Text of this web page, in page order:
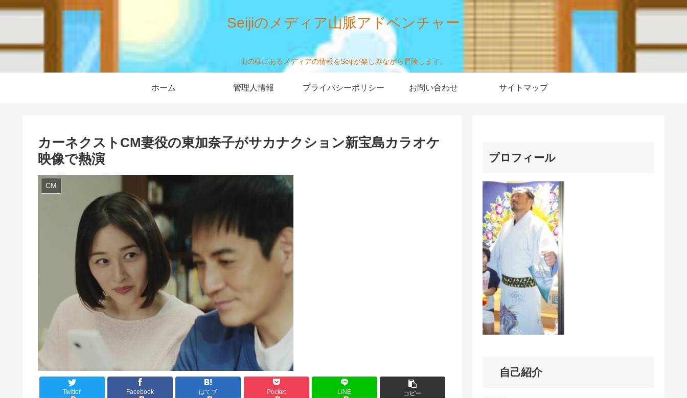
Seijiのメディア山脈アドベンチャー
山の様にあるメディアの情報をSeijiが楽しみながら冒険します。
ホーム 管理人情報 プライバシーポリシー お問い合わせ サイトマップ
カーネクストCM妻役の東加奈子がサカナクション新宝島カラオケ
映像で熱演
CM
Twitter Facebook はてブ Pocket LINE コピー
プロフィール
自己紹介